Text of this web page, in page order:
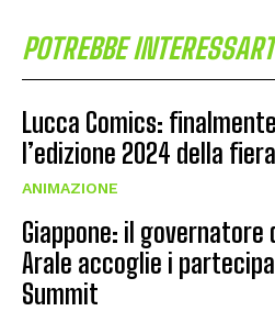
POTREBBE
Lucca Comics:
l’edizione 2024 della fiera
ANIMAZIONE
Giappone: il
Arale accoglie i
Summit